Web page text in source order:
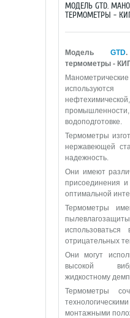
МОДЕЛЬ GTD.
ТЕРМОМЕТРЫ -
Модель GTD.
термометры -
водоподготовке.
Термометры
нержавеющей
надежность.
Они имеют
присоединения
оптимальной
Термометры
отрицательных
Они могут
высокой
жидкостному
Термометры
монтажными